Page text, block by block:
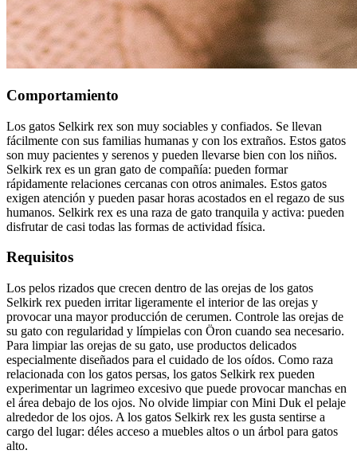
Comportamiento
Los gatos Selkirk rex son muy sociables y confiados. Se llevan
fácilmente con sus familias humanas y con los extraños. Estos gatos
son muy pacientes y serenos y pueden llevarse bien con los niños.
Selkirk rex es un gran gato de compañía: pueden formar
rápidamente relaciones cercanas con otros animales. Estos gatos
exigen atención y pueden pasar horas acostados en el regazo de sus
humanos. Selkirk rex es una raza de gato tranquila y activa: pueden
disfrutar de casi todas las formas de actividad física.
Requisitos
Los pelos rizados que crecen dentro de las orejas de los gatos
Selkirk rex pueden irritar ligeramente el interior de las orejas y
provocar una mayor producción de cerumen. Controle las orejas de
su gato con regularidad y límpielas con Öron cuando sea necesario.
Para limpiar las orejas de su gato, use productos delicados
especialmente diseñados para el cuidado de los oídos. Como raza
relacionada con los gatos persas, los gatos Selkirk rex pueden
experimentar un lagrimeo excesivo que puede provocar manchas en
el área debajo de los ojos. No olvide limpiar con Mini Duk el pelaje
alrededor de los ojos. A los gatos Selkirk rex les gusta sentirse a
cargo del lugar: déles acceso a muebles altos o un árbol para gatos
alto.